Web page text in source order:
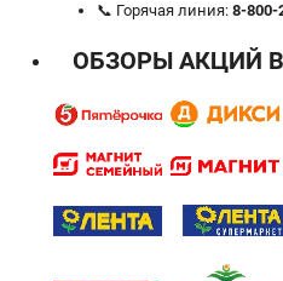
📞 Горячая линия: 8-800-
ОБЗОРЫ АКЦИЙ